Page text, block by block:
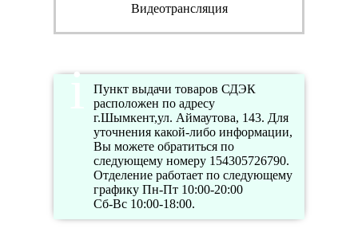
Видеотрансляция
Пункт выдачи товаров СДЭК
расположен по адресу
г.Шымкент,ул. Аймаутова, 143. Для
уточнения какой-либо информации,
Вы можете обратиться по
следующему номеру 154305726790.
Отделение работает по следующему
графику Пн-Пт 10:00-20:00
Сб-Вс 10:00-18:00.